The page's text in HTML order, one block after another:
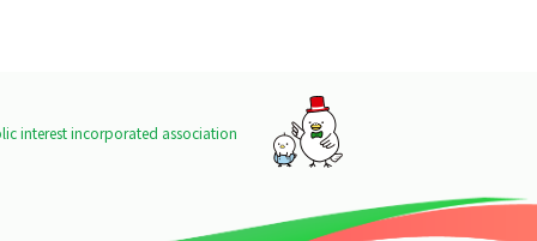
interest incorporated association